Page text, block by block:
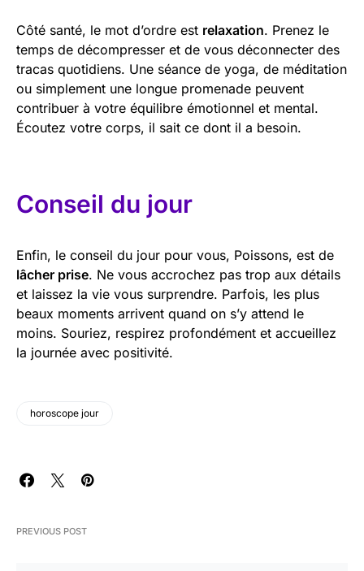
Côté santé, le mot d’ordre est relaxation. Prenez le
temps de décompresser et de vous déconnecter des
tracas quotidiens. Une séance de yoga, de méditation
ou simplement une longue promenade peuvent
contribuer à votre équilibre émotionnel et mental.
Écoutez votre corps, il sait ce dont il a besoin.
Conseil du jour
Enfin, le conseil du jour pour vous, Poissons, est de
lâcher prise. Ne vous accrochez pas trop aux détails
et laissez la vie vous surprendre. Parfois, les plus
beaux moments arrivent quand on s’y attend le
moins. Souriez, respirez profondément et accueillez
la journée avec positivité.
horoscope jour
PREVIOUS POST